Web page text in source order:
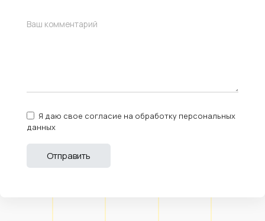
Я даю свое согласие на обработку персональных
данных